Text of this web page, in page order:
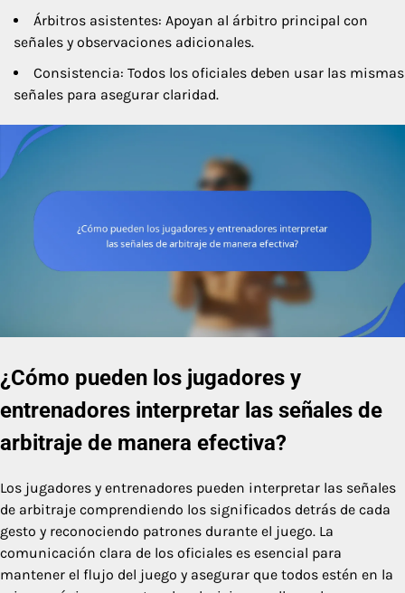
Árbitros asistentes: Apoyan al árbitro principal con
señales y observaciones adicionales.
Consistencia: Todos los oficiales deben usar las mismas
señales para asegurar claridad.
¿Cómo pueden los jugadores y
entrenadores interpretar las señales de
arbitraje de manera efectiva?
Los jugadores y entrenadores pueden interpretar las señales
de arbitraje comprendiendo los significados detrás de cada
gesto y reconociendo patrones durante el juego. La
comunicación clara de los oficiales es esencial para
mantener el flujo del juego y asegurar que todos estén en la